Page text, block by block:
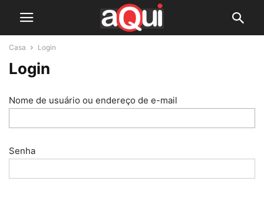
Casa Login
Login
Nome de usuário ou endereço de e-mail
Senha